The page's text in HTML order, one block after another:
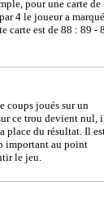
pour une carte de
4 le joueur a marqué
carte est de 88 : 89 -
coups joués sur un
ce trou devient nul,
place du résultat. Il
important au point
le jeu.